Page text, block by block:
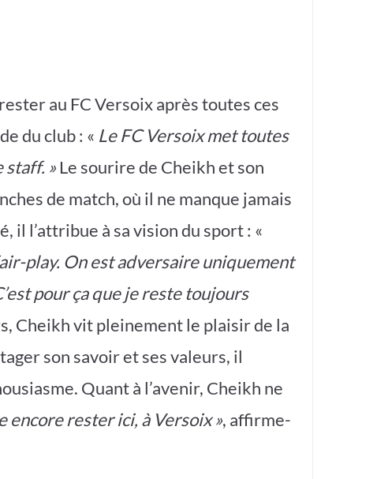
au FC Versoix après toutes ces
du club : « Le FC Versoix met toutes
staff. » Le sourire de Cheikh et son
de match, où il ne manque jamais
il l’attribue à sa vision du sport : «
play. On est adversaire uniquement
pour ça que je reste toujours
Cheikh vit pleinement le plaisir de la
son savoir et ses valeurs, il
Quant à l’avenir, Cheikh ne
encore rester ici, à Versoix », affirme-